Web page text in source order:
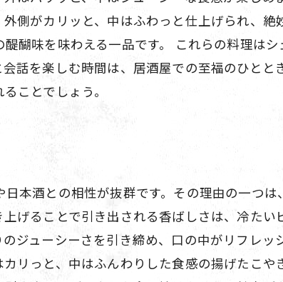
側がカリッと、中はふわっと仕上げられ、
醐味を味わえる一品です。 これらの料理は
話を楽しむ時間は、居酒屋での至福のひと
ことでしょう。
本酒との相性が抜群です。その理由の一つ
げることで引き出される香ばしさは、冷たい
ジューシーさを引き締め、口の中がリフレッ
リっと、中はふんわりした食感の揚げたこや